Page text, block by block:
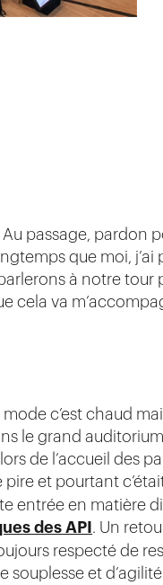
passage, pardon
que moi,
à notre tour
cela va
c’est chaud
le grand
de l’accueil des
pire et pourtant
en matière
des API. Un
respecté de
et